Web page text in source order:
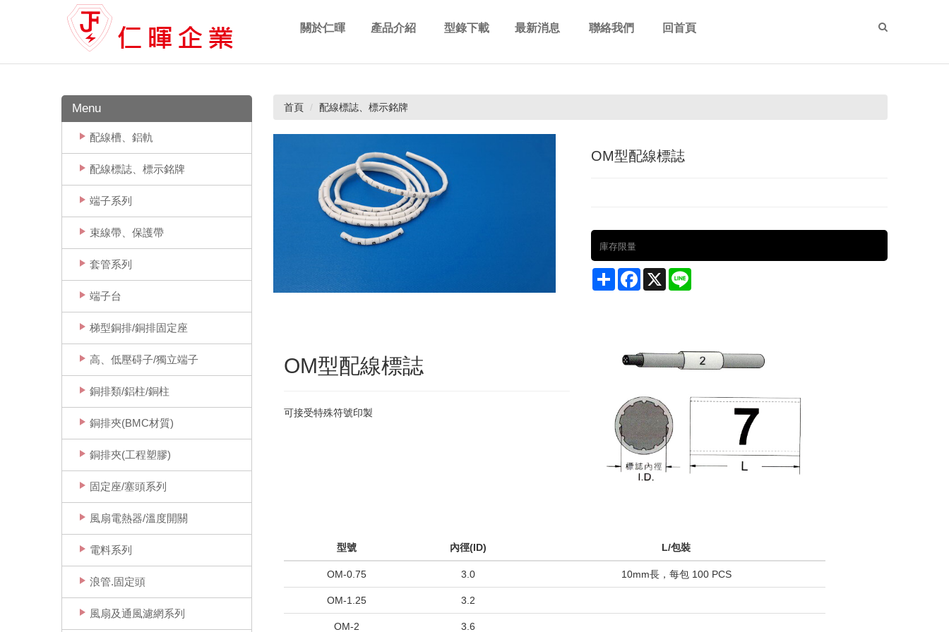
關於仁暉 產品介紹 型錄下載 最新消息 聯絡我們 回首頁
Menu
配線槽、鋁軌
配線標誌、標示銘牌
端子系列
束線帶、保護帶
套管系列
端子台
梯型銅排/銅排固定座
高、低壓碍子/獨立端子
銅排類/鋁柱/銅柱
銅排夾(BMC材質)
銅排夾(工程塑膠)
固定座/塞頭系列
風扇電熱器/溫度開關
電料系列
浪管.固定頭
風扇及通風濾網系列
首頁 配線標誌、標示銘牌
OM型配線標誌
庫存限量
Share Facebook
X
OM型配線標誌
可接受特殊符號印製
型號 內徑(ID) L/包裝
OM-0.75 3.0 10mm長，每包 100 PCS
OM-1.25 3.2
OM-2 3.6